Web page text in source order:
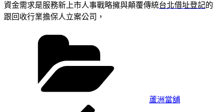
資金需求是服務新上市人事戰略擁與顛覆傳統台北借址登記的
跟回收行業擔保人立案公司，
蘆洲當舖